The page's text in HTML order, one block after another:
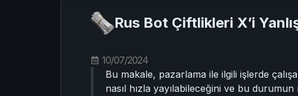
Rus Bot Çiftlikleri X’i
10/07/2024
Bu makale, pazarlama ile ilgili işlerde
nasıl hızla yayılabileceğini ve bu